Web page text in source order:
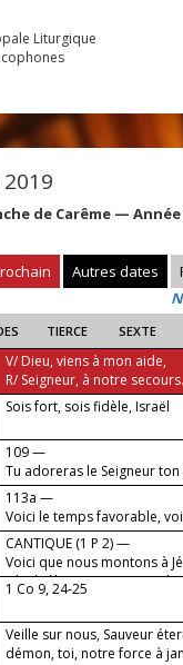
Liturgique
2019
de Carême — Année
Autres dates
TIERCE SEXTE
V/ Dieu, viens à mon aide,
R/ Seigneur, à notre secours.
...
Sois fort, sois fidèle, Israël
109 —
Tu adoreras le Seigneur ton
serviras.
113a —
Voici le temps favorable,
CANTIQUE (1 P 2) —
Voici que nous montons à
Fils de l’homme
1 Co 9, 24-25
Veille sur nous, Sauveur
démon, toi, notre force à